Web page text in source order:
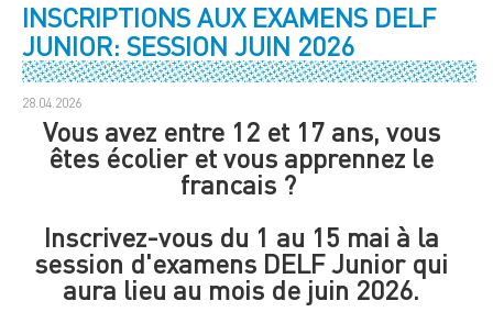
INSCRIPTIONS AUX EXAMENS DELF
JUNIOR: SESSION JUIN 2026
28.04.2026
Vous avez entre 12 et 17 ans, vous
êtes écolier et vous apprennez le
francais ?
Inscrivez-vous du 1 au 15 mai à la
session d'examens DELF Junior qui
aura lieu au mois de juin 2026.